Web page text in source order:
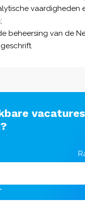
vaardigheden
beheersing van de